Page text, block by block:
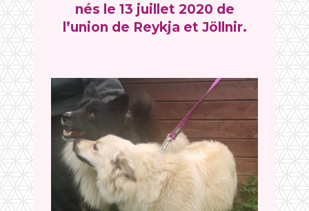
nés le 13 juillet 2020 de
l’union de Reykja et Jöllnir.